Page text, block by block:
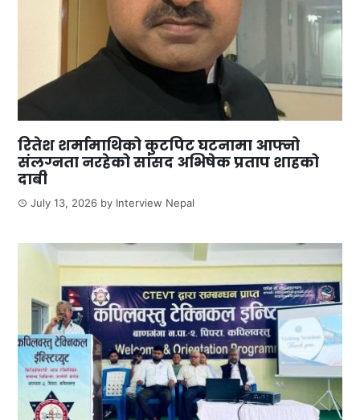
रितेश शर्मामाथिको कुटपिट घटनामा आफ्नो
संलग्नता नरहेको सांसद अभिषेक प्रताप शाहको
दाबी
July 13, 2026 by Interview Nepal